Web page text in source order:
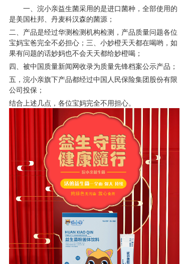
一、 浣小亲益生菌采用的是进口菌种，全部使用的
是美国杜邦、丹麦科汉森的菌源；
二、产品是经过华测检测机构检测，产品质量问题各位
宝妈宝爸完全不必担心；三、小妙橙天天都在喝哟，如
果有问题的话妙妈也不会天天都给妙橙喝；
四、被中国质量新闻网收录为质量先锋档案公示产品；
五，浣小亲旗下产品都经过中国人民保险集团股份有限
公司投保；
结合上述几点，各位宝妈完全不用担心。